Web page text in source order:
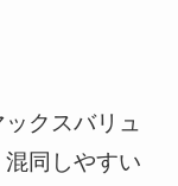
クスバリュ
同しやすい